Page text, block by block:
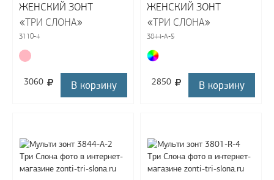
ЖЕНСКИЙ ЗОНТ
«ТРИ СЛОНА»
3110-4
3060 В корзину
ЖЕНСКИЙ ЗОНТ
«ТРИ СЛОНА»
3844-A-5
2850 В корзину